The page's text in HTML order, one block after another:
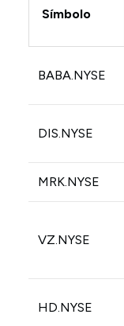
Símbolo
BABA.NYSE
DIS.NYSE
MRK.NYSE
VZ.NYSE
HD.NYSE